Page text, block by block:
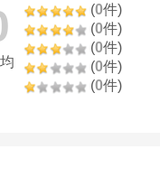
(0件)
(0件)
(0件)
(0件)
(0件)